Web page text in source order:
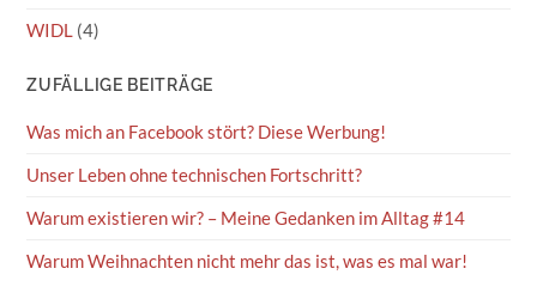
WIDL (4)
ZUFÄLLIGE BEITRÄGE
Was mich an Facebook stört? Diese Werbung!
Unser Leben ohne technischen Fortschritt?
Warum existieren wir? – Meine Gedanken im Alltag #14
Warum Weihnachten nicht mehr das ist, was es mal war!